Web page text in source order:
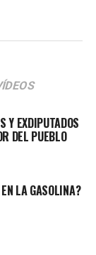
Y EXDIPUTADOS
DEL PUEBLO
LA GASOLINA?